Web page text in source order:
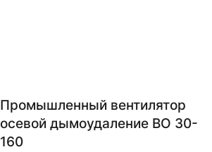
Промышленный вентилятор
осевой дымоудаление ВО 30-
160